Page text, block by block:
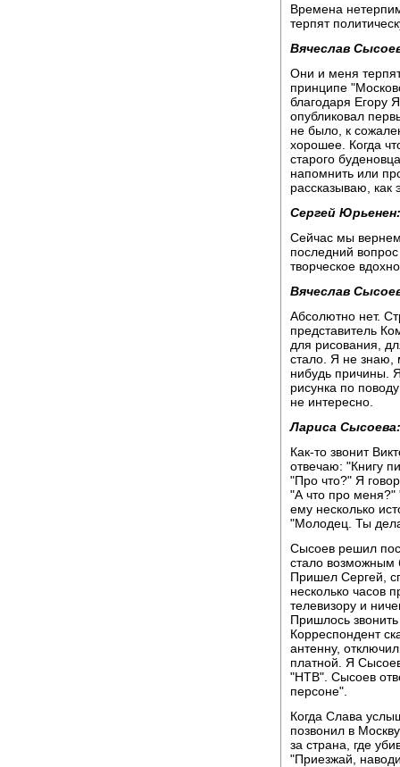
Времена
терпят
Вячеслав
Они и меня
принципе
благодаря Егору
опубликовал
не было, к
хорошее. Когда
старого
напомнить или
рассказываю, как
Сергей Юрьенен:
Сейчас мы
последний
творческое
Вячеслав
Абсолютно нет.
представитель
для рисования,
стало. Я не знаю,
нибудь причины.
рисунка по
не интересно.
Лариса Сысоева:
Как-то звонит
отвечаю: "Книгу
"Про что?" Я
"А что про меня?"
ему несколько
"Молодец. Ты
Сысоев решил
стало возможным
Пришел Сергей,
несколько часов
телевизору и
Пришлось
Корреспондент
антенну,
платной. Я
"НТВ". Сысоев
персоне".
Когда Слава
позвонил в
за страна, где
"Приезжай,